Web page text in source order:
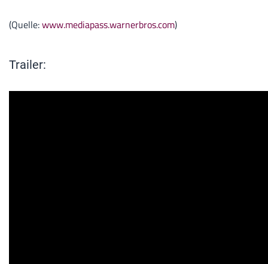
(Quelle:www.mediapass.warnerbros.com)
Trailer: